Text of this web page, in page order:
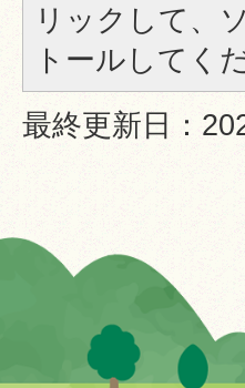
リックして、
トールしてく
最終更新日：